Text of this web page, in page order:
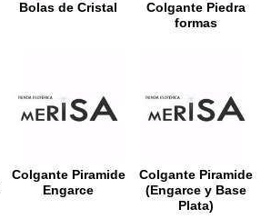
Bolas de Cristal
Colgante Piedra
formas
Colgante Piramide
Engarce
Colgante Piramide
(Engarce y Base
Plata)